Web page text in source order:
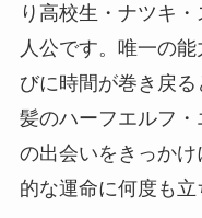
り高校生・ナツキ
人公です。唯一の
びに時間が巻き戻
髪のハーフエルフ
の出会いをきっか
的な運命に何度も立